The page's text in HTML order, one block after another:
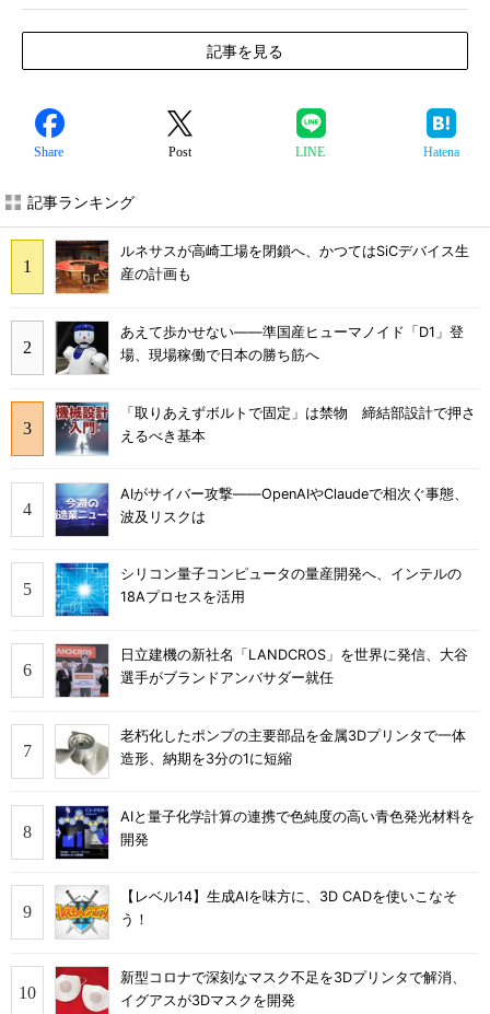
記事を見る
Share Post LINE Hatena
記事ランキング
ルネサスが高崎工場を閉鎖へ、かつてはSiCデバイス生
産の計画も
あえて歩かせない――準国産ヒューマノイド「D1」登
場、現場稼働で日本の勝ち筋へ
「取りあえずボルトで固定」は禁物 締結部設計で押さ
えるべき基本
AIがサイバー攻撃――OpenAIやClaudeで相次ぐ事態、
波及リスクは
シリコン量子コンピュータの量産開発へ、インテルの
18Aプロセスを活用
日立建機の新社名「LANDCROS」を世界に発信、大谷
選手がブランドアンバサダー就任
老朽化したポンプの主要部品を金属3Dプリンタで一体
造形、納期を3分の1に短縮
AIと量子化学計算の連携で色純度の高い青色発光材料を
開発
【レベル14】生成AIを味方に、3D CADを使いこなそ
う！
新型コロナで深刻なマスク不足を3Dプリンタで解消、
イグアスが3Dマスクを開発